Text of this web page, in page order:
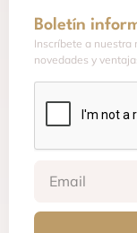
Boletín
Inscríbete a nuestra
novedades y